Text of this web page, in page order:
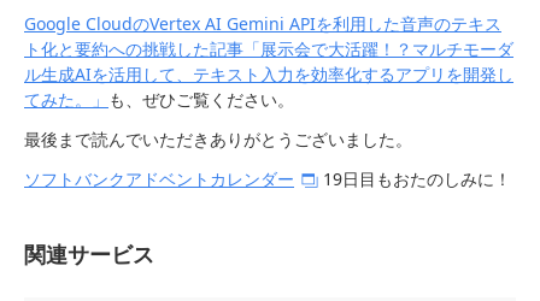
Google CloudのVertex AI Gemini APIを利用した音声のテキス
ト化と要約への挑戦した記事「展示会で大活躍！？マルチモーダ
ル生成AIを活用して、テキスト入力を効率化するアプリを開発し
てみた。」 も、ぜひご覧ください。
最後まで読んでいただきありがとうございました。
ソフトバンクアドベントカレンダー
19日目もおたのしみに！
関連サービス